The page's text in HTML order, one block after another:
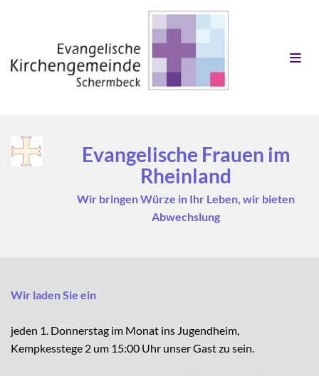
Evangelische Frauen im
Rheinland
Wir bringen Würze in Ihr Leben, wir bieten
Abwechslung
Wir laden Sie ein
jeden 1. Donnerstag im Monat ins Jugendheim,
Kempkesstege 2 um 15:00 Uhr unser Gast zu sein.